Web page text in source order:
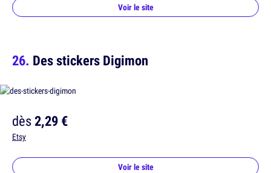
Voir le site
Des stickers Digimon
dès2,29 €
Etsy
Voir le site